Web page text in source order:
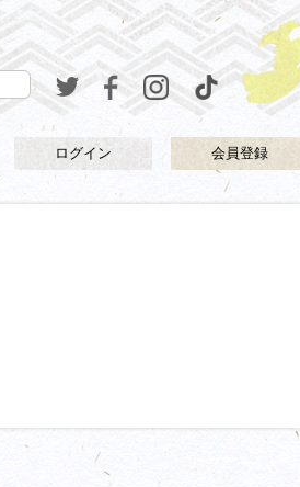
ログイン 会員登録